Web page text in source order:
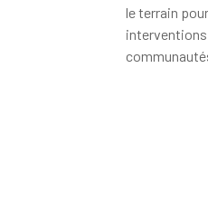
le terrain
interventions